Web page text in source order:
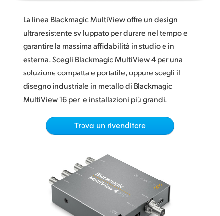
France
Germany
Hong Kong SAR, China
Japan
Mexico
Malaysia
Alimentazione AC universale
La linea Blackmagic MultiView offre un design
ultraresistente sviluppato per durare nel tempo e
garantire la massima affidabilità in studio e in
esterna. Scegli Blackmagic MultiView 4 per una
soluzione compatta e portatile, oppure scegli il
disegno industriale in metallo di Blackmagic
MultiView 16 per le installazioni più grandi.
Trova un rivenditore